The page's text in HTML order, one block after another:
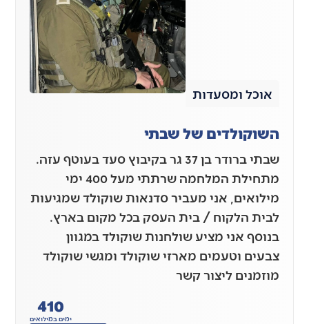
אוכל ומסעדות
השוקולדים של שבתי
שבתי ברודר בן 37 גר בקיבוץ סעד בעוטף עזה.
מתחילת המלחמה שרתתי מעל 400 ימי
מילואים, אני מעביר סדנאות שוקולד שמגיעות
לבית הלקוח / בית העסק בכל מקום בארץ.
בנוסף אני מציע שולחנות שוקולד במגוון
צבעים וטעמים מארזי שוקולד ומגשי שוקולד
מוזמנים ליצור קשר
ימים במילואים
410